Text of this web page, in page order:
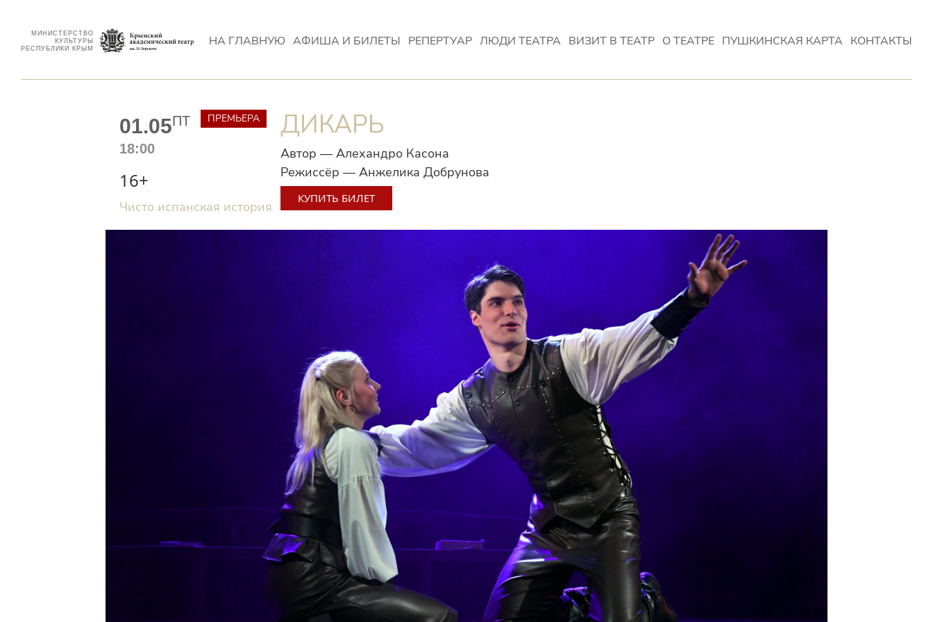
МИНИСТЕРСТВО
КУЛЬТУРЫ
РЕСПУБЛИКИ КРЫМ
НА ГЛАВНУЮ АФИША И БИЛЕТЫ РЕПЕРТУАР ЛЮДИ ТЕАТРА ВИЗИТ В ТЕАТР О ТЕАТРЕ ПУШКИНСКАЯ КАРТА КОНТАКТЫ
01.05ПТ
18:00
ПРЕМЬЕРА
16+
КУПИТЬ БИЛЕТ
Автор — Алехандро Касона
Режиссёр — Анжелика Добрунова
ДИКАРЬ
Чисто испанская история